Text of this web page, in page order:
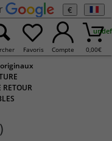
€
Favoris Compte 0,00€
RETOUR